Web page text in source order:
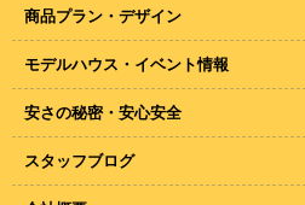
商品プラン・デザイン
モデルハウス・イベント情報
安さの秘密・安心安全
スタッフブログ